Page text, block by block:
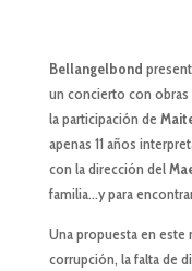
Bellangelbond
un concierto con obras
la participación de
apenas 11 años
con la dirección del
familia…y para
Una propuesta en
corrupción, la falta de